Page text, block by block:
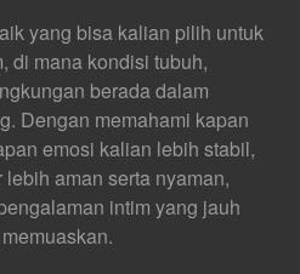
yang bisa kalian pilih untuk
di mana kondisi tubuh,
berada dalam
Dengan memahami kapan
emosi kalian lebih stabil,
aman serta nyaman,
intim yang jauh